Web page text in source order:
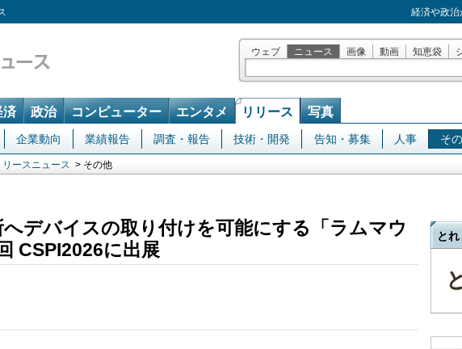
経済や政
ウェブ ニュース 画像 動画 知恵袋
済 政治 コンピューター エンタメ リリース 写真
企業動向 業績報告 調査・報告 技術・開発 告知・募集 人事 そ
リースニュース > その他
デバイスの取り付けを可能にする「ラムマウ
CSPI2026に出展
とれ